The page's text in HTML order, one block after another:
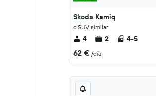
Skoda Kamiq
o SUV similar
4 2 4-5
62 € /día